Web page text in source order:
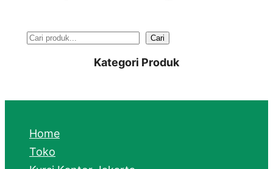
S
r
h
Cari
Kategori Produk
Home
Toko